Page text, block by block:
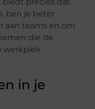
ben je beter
aan teams en om
die de
werkplek
in je